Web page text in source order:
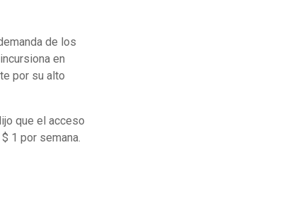
de los
en
por su alto
que el acceso
1 por semana.